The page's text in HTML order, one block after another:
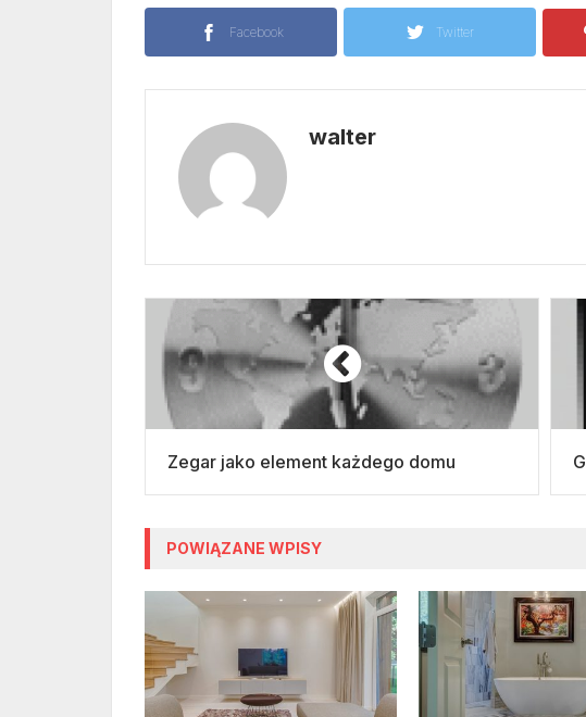
Facebook Twitter
walter
Zegar jako element każdego domu
POWIĄZANE WPISY